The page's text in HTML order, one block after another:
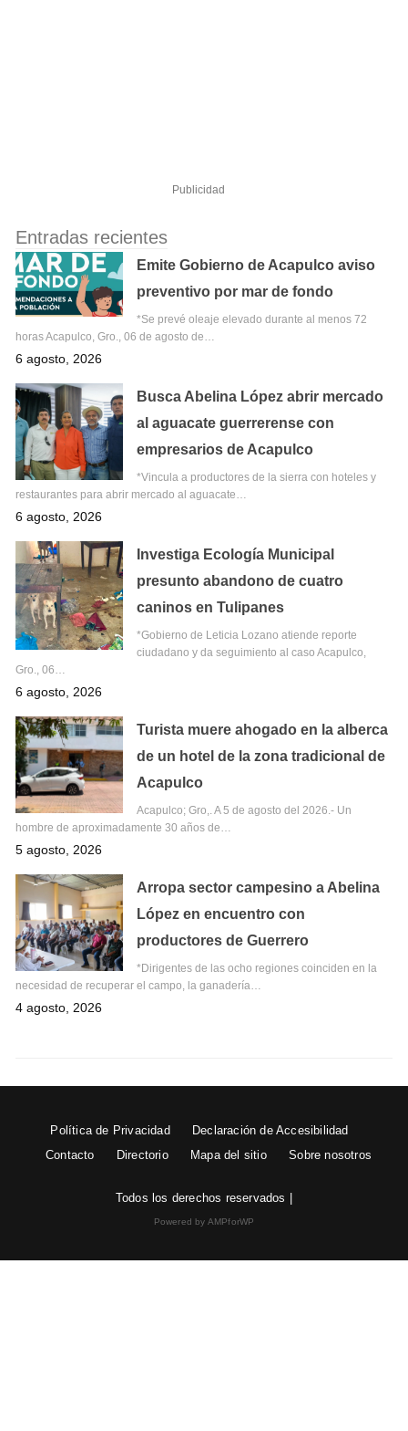
Publicidad
Entradas recientes
Emite Gobierno de Acapulco aviso
preventivo por mar de fondo
*Se prevé oleaje elevado durante al menos 72
horas Acapulco, Gro., 06 de agosto de…
6 agosto, 2026
Busca Abelina López abrir mercado
al aguacate guerrerense con
empresarios de Acapulco
*Vincula a productores de la sierra con hoteles y
restaurantes para abrir mercado al aguacate…
6 agosto, 2026
Investiga Ecología Municipal
presunto abandono de cuatro
caninos en Tulipanes
*Gobierno de Leticia Lozano atiende reporte
ciudadano y da seguimiento al caso Acapulco,
Gro., 06…
6 agosto, 2026
Turista muere ahogado en la alberca
de un hotel de la zona tradicional de
Acapulco
Acapulco; Gro,. A 5 de agosto del 2026.- Un
hombre de aproximadamente 30 años de…
5 agosto, 2026
Arropa sector campesino a Abelina
López en encuentro con
productores de Guerrero
*Dirigentes de las ocho regiones coinciden en la
necesidad de recuperar el campo, la ganadería…
4 agosto, 2026
Política de Privacidad
Declaración de Accesibilidad
Contacto
Directorio Mapa del sitio Sobre nosotros
Todos los derechos reservados |
Powered by AMPforWP